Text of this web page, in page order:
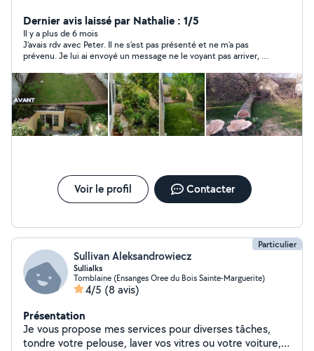
-Évacuation des déchets -Taille de haies, fruitiers,
rosiers -Nettoyage de terrasses -Nettoyage de l'aller Je
suis dans l'attente de vos demandes. Cordialement.
Dernier avis laissé par Nathalie : 1/5
Il y a plus de 6 mois
J’avais rdv avec Peter. Il ne s’est pas présenté et ne m’a pas
prévenu. Je lui ai envoyé un message ne le voyant pas arriver, il
traiter avec lui.
Voir le profil Contacter
Particulier
Sullivan Aleksandrowiecz
Sullialks
Tomblaine (Ensanges Oree du Bois Sainte-Marguerite)
4/5 (8 avis)
Présentation
Je vous propose mes services pour diverses tâches,
tondre votre pelouse, laver vos vitres ou votre voiture,